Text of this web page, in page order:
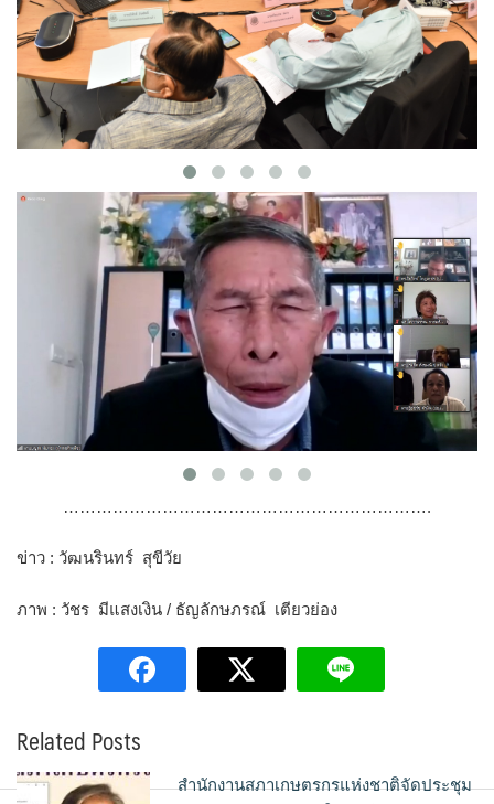
………………………………………………………….
ข่าว : วัฒนรินทร์ สุขีวัย
ภาพ : วัชร มีแสงเงิน / ธัญลักษภรณ์ เตียวย่อง
Related Posts
สำนักงานสภาเกษตรกรแห่งชาติจัดประชุม